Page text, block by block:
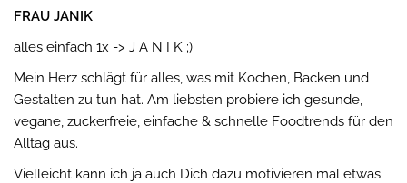
FRAU JANIK
alles einfach 1x -> J A N I K ;)
Mein Herz schlägt für alles, was mit Kochen, Backen und
Gestalten zu tun hat. Am liebsten probiere ich gesunde,
vegane, zuckerfreie, einfache & schnelle Foodtrends für den
Alltag aus.
Vielleicht kann ich ja auch Dich dazu motivieren mal etwas